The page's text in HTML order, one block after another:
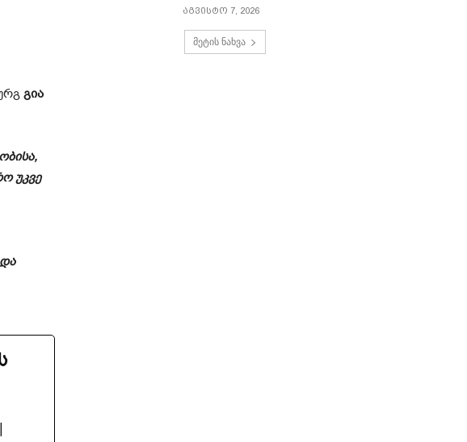
გია
უკვე
აგვისტო 7, 2026
მეტის ნახვა